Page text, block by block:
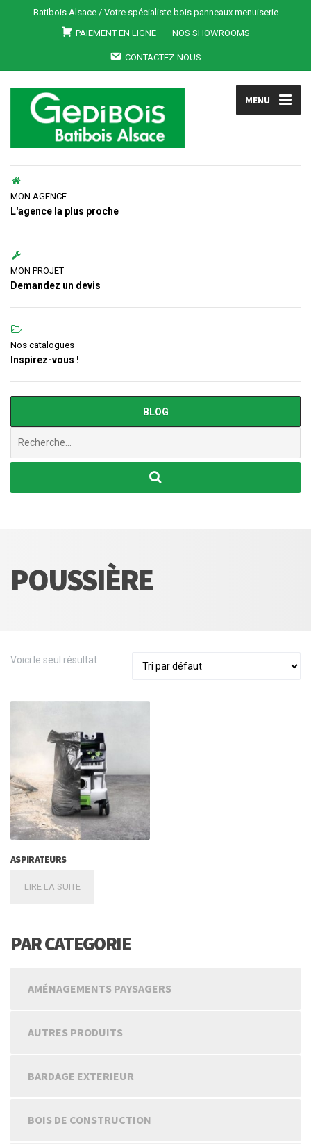
Batibois Alsace / Votre spécialiste bois panneaux menuiserie
PAIEMENT EN LIGNE
NOS SHOWROOMS
CONTACTEZ-NOUS
MENU
MON AGENCE
L'agence la plus proche
MON PROJET
Demandez un devis
Nos catalogues
Inspirez-vous !
BLOG
POUSSIÈRE
Voici le seul résultat
ASPIRATEURS
LIRE LA SUITE
PAR CATEGORIE
AMÉNAGEMENTS PAYSAGERS
AUTRES PRODUITS
BARDAGE EXTERIEUR
BOIS DE CONSTRUCTION